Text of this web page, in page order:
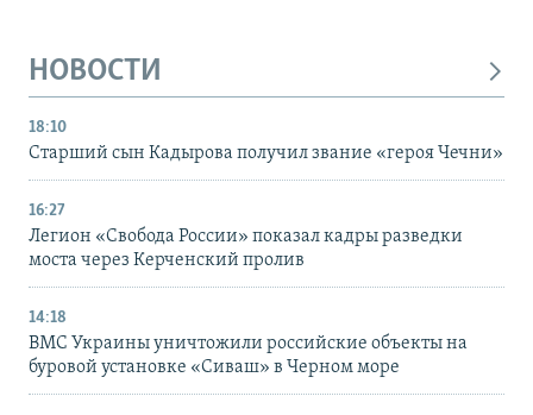
НОВОСТИ
18:10
Старший сын Кадырова получил звание «героя Чечни»
16:27
Легион «Свобода России» показал кадры разведки
моста через Керченский пролив
14:18
ВМС Украины уничтожили российские объекты на
буровой установке «Сиваш» в Черном море